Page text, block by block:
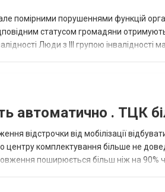
але помірними порушеннями функцій
статусом громадяни
Люди з III групою
автоматично . ТЦК
відстрочки від мобілізації
центру комплектування більше не
поширюється більш ніж на 90%